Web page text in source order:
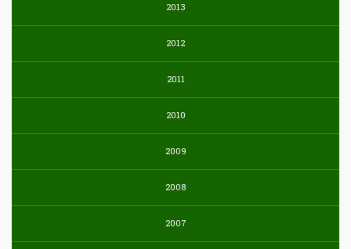
2013
2012
2011
2010
2009
2008
2007